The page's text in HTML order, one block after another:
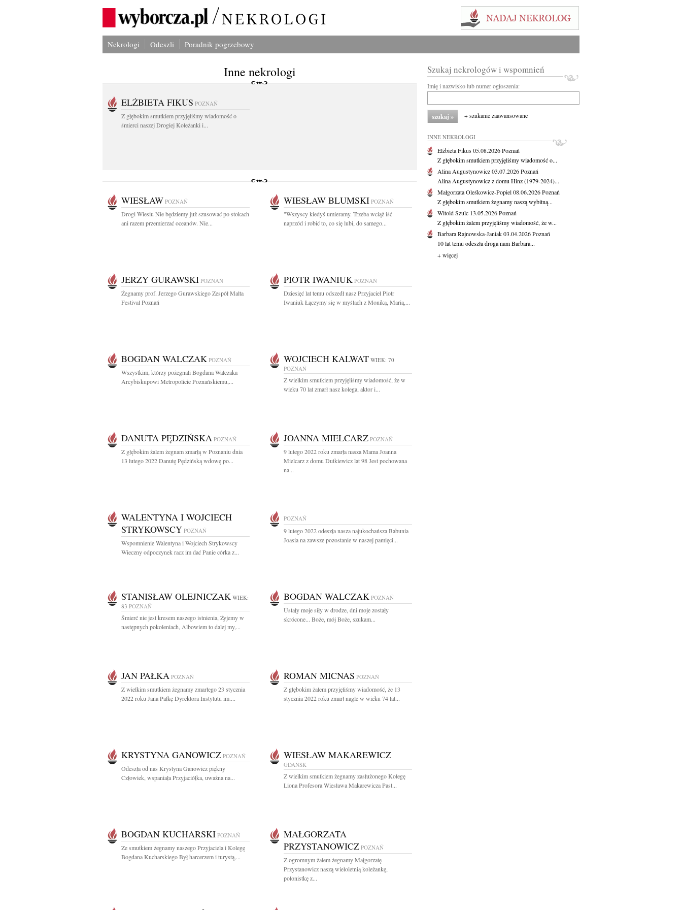
Nekrologi Odeszli Poradnik pogrzebowy
Inne nekrologi
ELŻBIETA FIKUS POZNAŃ
Z głębokim smutkiem przyjęliśmy wiadomość o
śmierci naszej Drogiej Koleżanki i...
WIESŁAW POZNAŃ
Drogi Wiesiu Nie będziemy już szusować po stokach
ani razem przemierzać oceanów. Nie...
WIESŁAW BLUMSKI POZNAŃ
"Wszyscy kiedyś umieramy. Trzeba wciąż iść
naprzód i robić to, co się lubi, do samego...
JERZY GURAWSKI POZNAŃ
Żegnamy prof. Jerzego Gurawskiego Zespół Malta
Festival Poznań
PIOTR IWANIUK POZNAŃ
Dziesięć lat temu odszedł nasz Przyjaciel Piotr
Iwaniuk Łączymy się w myślach z Moniką, Marią,...
BOGDAN WALCZAK POZNAŃ
Wszystkim, którzy pożegnali Bogdana Walczaka
Arcybiskupowi Metropolicie Poznańskiemu,...
WOJCIECH KALWAT WIEK: 70
POZNAŃ
Z wielkim smutkiem przyjęliśmy wiadomość, że w
wieku 70 lat zmarł nasz kolega, aktor i...
DANUTA PĘDZIŃSKA POZNAŃ
Z głębokim żalem żegnam zmarłą w Poznaniu dnia
13 lutego 2022 Danutę Pędzińską wdowę po...
JOANNA MIELCARZ POZNAŃ
9 lutego 2022 roku zmarła nasza Mama Joanna
Mielcarz z domu Dutkiewicz lat 98 Jest pochowana
na...
WALENTYNA I WOJCIECH
STRYKOWSCY POZNAŃ
Wspomnienie Walentyna i Wojciech Strykowscy
Wieczny odpoczynek racz im dać Panie córka z...
POZNAŃ
9 lutego 2022 odeszła nasza najukochańsza Babunia
Joasia na zawsze pozostanie w naszej pamięci...
STANISŁAW OLEJNICZAK WIEK:
83 POZNAŃ
Śmierć nie jest kresem naszego istnienia, Żyjemy w
następnych pokoleniach, Albowiem to dalej my,...
BOGDAN WALCZAK POZNAŃ
Ustały moje siły w drodze, dni moje zostały
skrócone... Boże, mój Boże, szukam...
JAN PAŁKA POZNAŃ
Z wielkim smutkiem żegnamy zmarłego 23 stycznia
2022 roku Jana Pałkę Dyrektora Instytutu im....
ROMAN MICNAS POZNAŃ
Z głębokim żalem przyjęliśmy wiadomość, że 13
stycznia 2022 roku zmarł nagle w wieku 74 lat...
KRYSTYNA GANOWICZ POZNAŃ
Odeszła od nas Krystyna Ganowicz piękny
Człowiek, wspaniała Przyjaciółka, uważna na...
WIESŁAW MAKAREWICZ
GDAŃSK
Z wielkim smutkiem żegnamy zasłużonego Kolegę
Liona Profesora Wiesława Makarewicza Past...
BOGDAN KUCHARSKI POZNAŃ
Ze smutkiem żegnamy naszego Przyjaciela i Kolegę
Bogdana Kucharskiego Był harcerzem i turystą,...
MAŁGORZATA
PRZYSTANOWICZ POZNAŃ
Z ogromnym żalem żegnamy Małgorzatę
Przystanowicz naszą wieloletnią koleżankę,
polonistkę z...
Szukaj nekrologów i wspomnień
Imię i nazwisko lub numer ogłoszenia:
+ szukanie zaawansowane
INNE NEKROLOGI
Elżbieta Fikus05.08.2026Poznań
Z głębokim smutkiem przyjęliśmy wiadomość o...
Alina Augustynowicz03.07.2026Poznań
Alina Augustynowicz z domu Hinz (1979-2024)...
Małgorzata Oleśkowicz-Popiel08.06.2026Poznań
Z głębokim smutkiem żegnamy naszą wybitną...
Witold Szulc 13.05.2026Poznań
Z głębokim żalem przyjęliśmy wiadomość, że w...
Barbara Rajnowska-Janiak03.04.2026Poznań
10 lat temu odeszła droga nam Barbara...
+ więcej